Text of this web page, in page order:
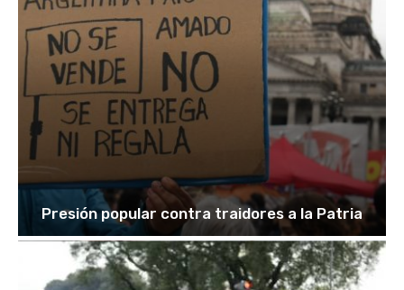
Presión popular contra traidores a la Patria